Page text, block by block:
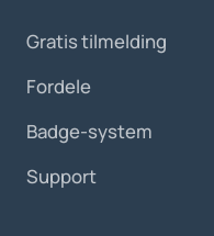
Gratis tilmelding
Fordele
Badge-system
Support